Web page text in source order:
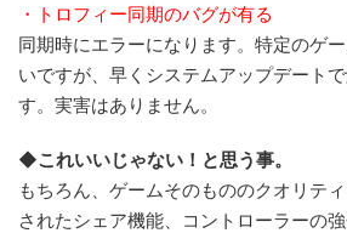
・トロフィー同期のバグが有る
同期時にエラーになります。特定のゲ
いですが、早くシステムアップデート
す。実害はありません。
◆これいいじゃない！と思う事。
もちろん、ゲームそのもののクオリテ
されたシェア機能、コントローラーの